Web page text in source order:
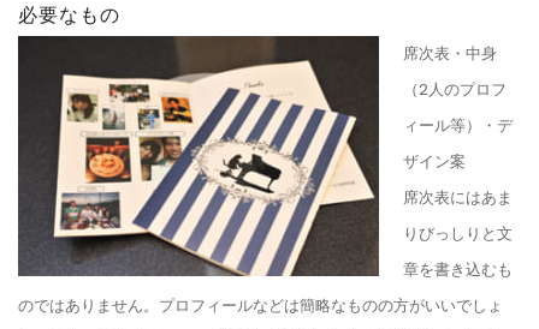
必要なもの
席次表・中身
（2人のプロフ
ィール等）・デ
ザイン案
席次表にはあま
りびっしりと文
章を書き込むも
のではありません。プロフィールなどは簡略なものの方がいいでしょ